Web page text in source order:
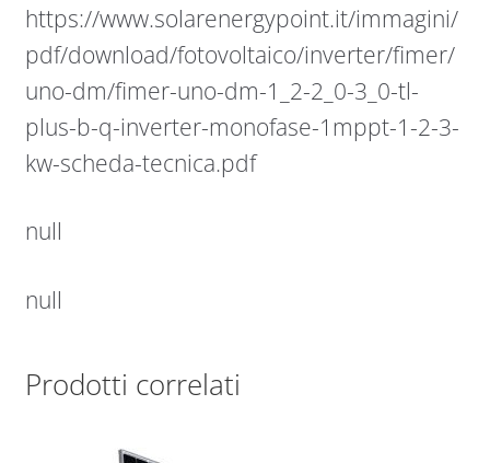
https://www.solarenergypoint.it/immagini/
pdf/download/fotovoltaico/inverter/fimer/
uno-dm/fimer-uno-dm-1_2-2_0-3_0-tl-
plus-b-q-inverter-monofase-1mppt-1-2-3-
kw-scheda-tecnica.pdf
null
null
Prodotti correlati